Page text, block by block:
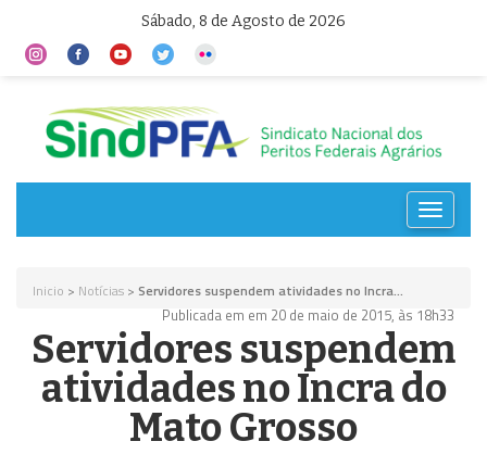
Sábado, 8 de Agosto de 2026
Toggle
Inicio > Notícias > Servidores suspendem atividades no Incra...
Publicada em em 20 de maio de 2015, às 18h33
Servidores suspendem
atividades no Incra do
Mato Grosso